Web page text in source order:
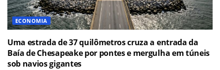
ECONOMIA
Uma estrada de 37 quilômetros cruza a entrada da
Baía de Chesapeake por pontes e mergulha em túneis
sob navios gigantes